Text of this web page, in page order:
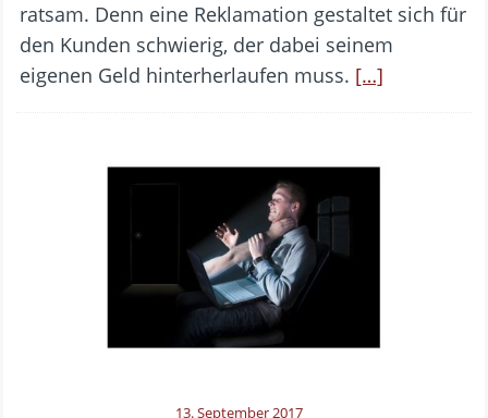
ratsam. Denn eine Reklamation gestaltet sich für
den Kunden schwierig, der dabei seinem
eigenen Geld hinterherlaufen muss. […]
13. September 2017